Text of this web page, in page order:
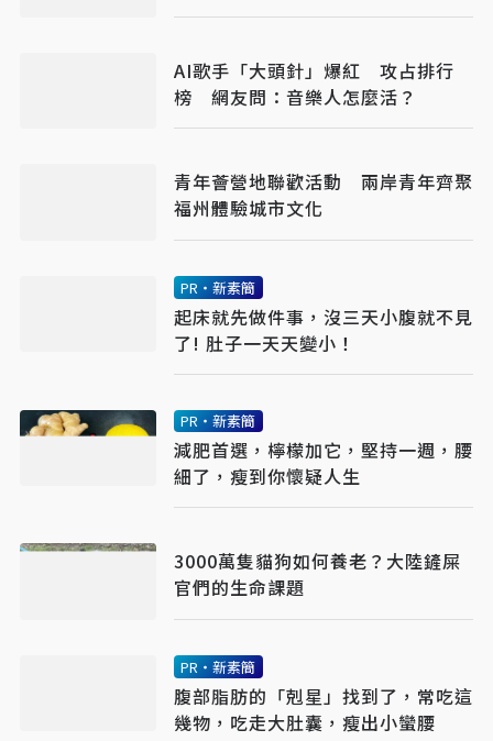
AI歌手「大頭針」爆紅 攻占排行
榜 網友問：音樂人怎麼活？
青年薈營地聯歡活動 兩岸青年齊聚
福州體驗城市文化
PR・新素簡
起床就先做件事，沒三天小腹就不見
了! 肚子一天天變小！
PR・新素簡
減肥首選，檸檬加它，堅持一週，腰
細了，瘦到你懷疑人生
3000萬隻貓狗如何養老？大陸鏟屎
官們的生命課題
PR・新素簡
腹部脂肪的「剋星」找到了，常吃這
幾物，吃走大肚囊，瘦出小蠻腰